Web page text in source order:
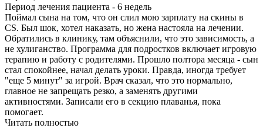
Период лечения пациента - 6 недель
Поймал сына на том, что он слил мою зарплату на скины в
CS. Был шок, хотел наказать, но жена настояла на лечении.
Обратились в клинику, там объяснили, что это зависимость, а
не хулиганство. Программа для подростков включает игровую
терапию и работу с родителями. Прошло полтора месяца - сын
стал спокойнее, начал делать уроки. Правда, иногда требует
"еще 5 минут" за игрой. Врач сказал, что это нормально,
главное не запрещать резко, а заменять другими
активностями. Записали его в секцию плаванья, пока
помогает.
Читать полностью